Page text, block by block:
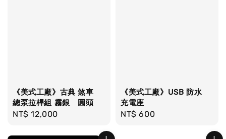
《美式工廠》古典 煞車
總泵拉桿組 霧銀 圓頭
Regular
NT$ 12,000
《美式工廠》USB 防水
充電座
Regular
NT$ 600